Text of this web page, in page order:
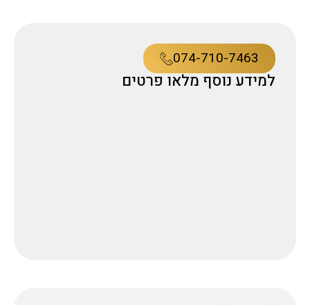
074-710-7463
למידע נוסף מלאו פרטים